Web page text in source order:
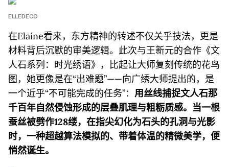
ELLEDECO
在Elaine看来，东方精神的转述不仅关乎技法，更是
材料背后沉默的审美逻辑。此次与王新元的合作《文
人石系列：时光绣语》，比起让大师复刻传统的花鸟
图，她更像是在“出难题”——向广绣大师提出的，是
一个近乎“不可能完成的任务”： 用丝线捕捉文人石那
千百年自然侵蚀形成的层叠肌理与粗粝质感。当一根
蚕丝被劈作128缕，在指尖幻化为石头的孔洞与光影
时，一种超越算法模拟的、带着体温的精微美学，便
悄然诞生。